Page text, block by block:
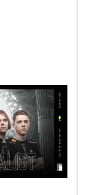
de mapa